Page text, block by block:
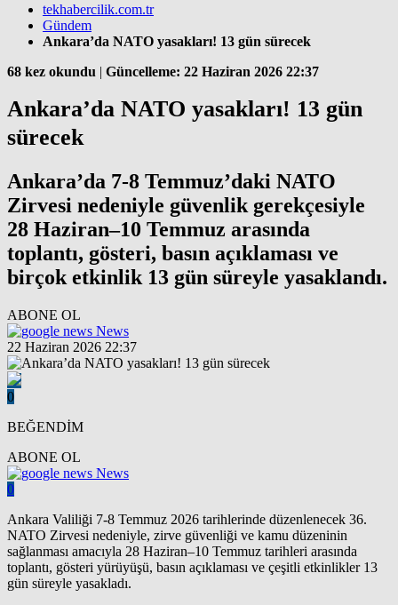
tekhabercilik.com.tr
Gündem
Ankara’da NATO yasakları! 13 gün sürecek
68 kez okundu | Güncelleme: 22 Haziran 2026 22:37
Ankara’da NATO yasakları! 13 gün
sürecek
Ankara’da 7-8 Temmuz’daki NATO
Zirvesi nedeniyle güvenlik gerekçesiyle
28 Haziran–10 Temmuz arasında
toplantı, gösteri, basın açıklaması ve
birçok etkinlik 13 gün süreyle yasaklandı.
ABONE OL
News
22 Haziran 2026 22:37
0
BEĞENDİM
ABONE OL
News
0
Ankara Valiliği 7-8 Temmuz 2026 tarihlerinde düzenlenecek 36.
NATO Zirvesi nedeniyle, zirve güvenliği ve kamu düzeninin
sağlanması amacıyla 28 Haziran–10 Temmuz tarihleri arasında
toplantı, gösteri yürüyüşü, basın açıklaması ve çeşitli etkinlikler 13
gün süreyle yasakladı.